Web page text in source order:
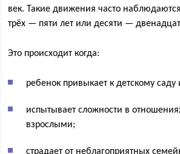
век. Такие движения часто
трёх — пяти лет или десяти —
Это происходит когда:
ребенок привыкает к детскому
испытывает сложности в
взрослыми;
страдает от неблагоприятных